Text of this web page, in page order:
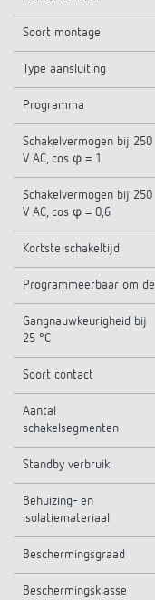
Soort montage
Type aansluiting
Programma
Schakelvermogen bij 250
V AC, cos φ = 1
Schakelvermogen bij 250
V AC, cos φ = 0,6
Kortste schakeltijd
Programmeerbaar om de
Gangnauwkeurigheid bij
25 °C
Soort contact
Aantal
schakelsegmenten
Standby verbruik
Behuizing- en
isolatiemateriaal
Beschermingsgraad
Beschermingsklasse